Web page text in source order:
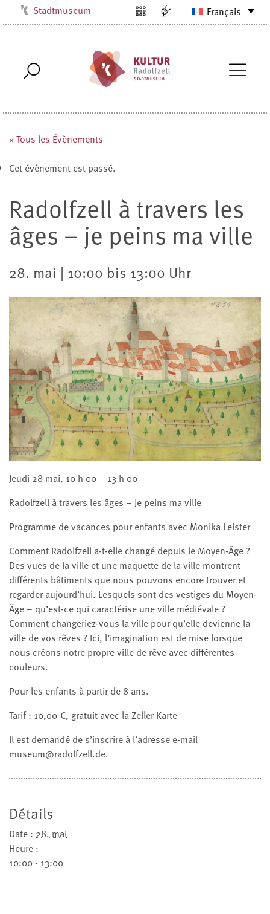
Musikschule
Stadtmuseum
Stadtbibliothek
Villa Bosch
Français
« Tous les Évènements
Cet évènement est passé.
Radolfzell à travers les
âges – je peins ma ville
28. mai | 10:00 bis 13:00 Uhr
Jeudi 28 mai, 10 h 00 – 13 h 00
Radolfzell à travers les âges – Je peins ma ville
Programme de vacances pour enfants avec Monika Leister
Comment Radolfzell a-t-elle changé depuis le Moyen-Âge ?
Des vues de la ville et une maquette de la ville montrent
différents bâtiments que nous pouvons encore trouver et
regarder aujourd’hui. Lesquels sont des vestiges du Moyen-
Âge – qu’est-ce qui caractérise une ville médiévale ?
Comment changeriez-vous la ville pour qu’elle devienne la
ville de vos rêves ? Ici, l’imagination est de mise lorsque
nous créons notre propre ville de rêve avec différentes
couleurs.
Pour les enfants à partir de 8 ans.
Tarif : 10,00 €, gratuit avec la Zeller Karte
Il est demandé de s’inscrire à l’adresse e-mail
museum@radolfzell.de.
Détails
Date : 28. mai
Heure :
10:00 - 13:00